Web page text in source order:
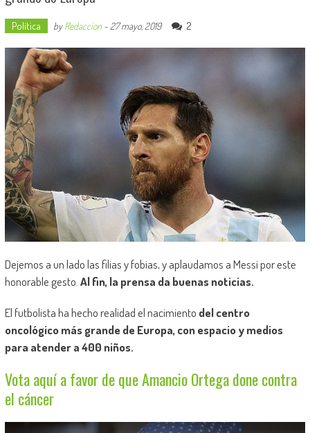
Política byRedaccion- 27 mayo, 2019 2
Dejemos a un lado las filias y fobias, y aplaudamos a Messi por este
honorable gesto. Al fin, la prensa da buenas noticias.
El futbolista ha hecho realidad el nacimiento del centro
oncológico más grande de Europa, con espacio y medios
para atender a 400 niños.
Vota aquí a favor de que Amancio Ortega done contra
el cáncer